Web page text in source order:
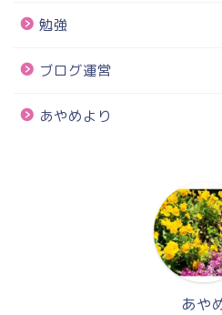
勉強
ブログ運営
あやめより
あや